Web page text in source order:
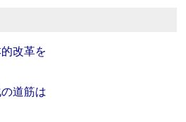
改革を
道筋は